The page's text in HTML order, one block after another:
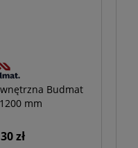
Budmat
mm
zł